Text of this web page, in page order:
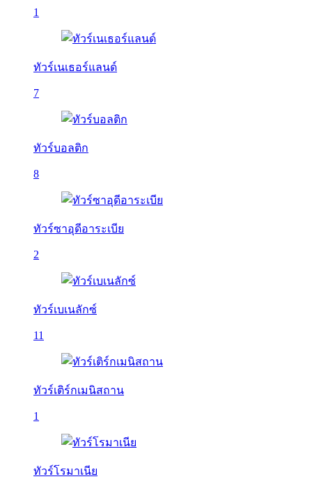
1
ทัวร์เนเธอร์แลนด์
7
ทัวร์บอลติก
8
ทัวร์ซาอุดีอาระเบีย
2
ทัวร์เบเนลักซ์
11
ทัวร์เติร์กเมนิสถาน
1
ทัวร์โรมาเนีย